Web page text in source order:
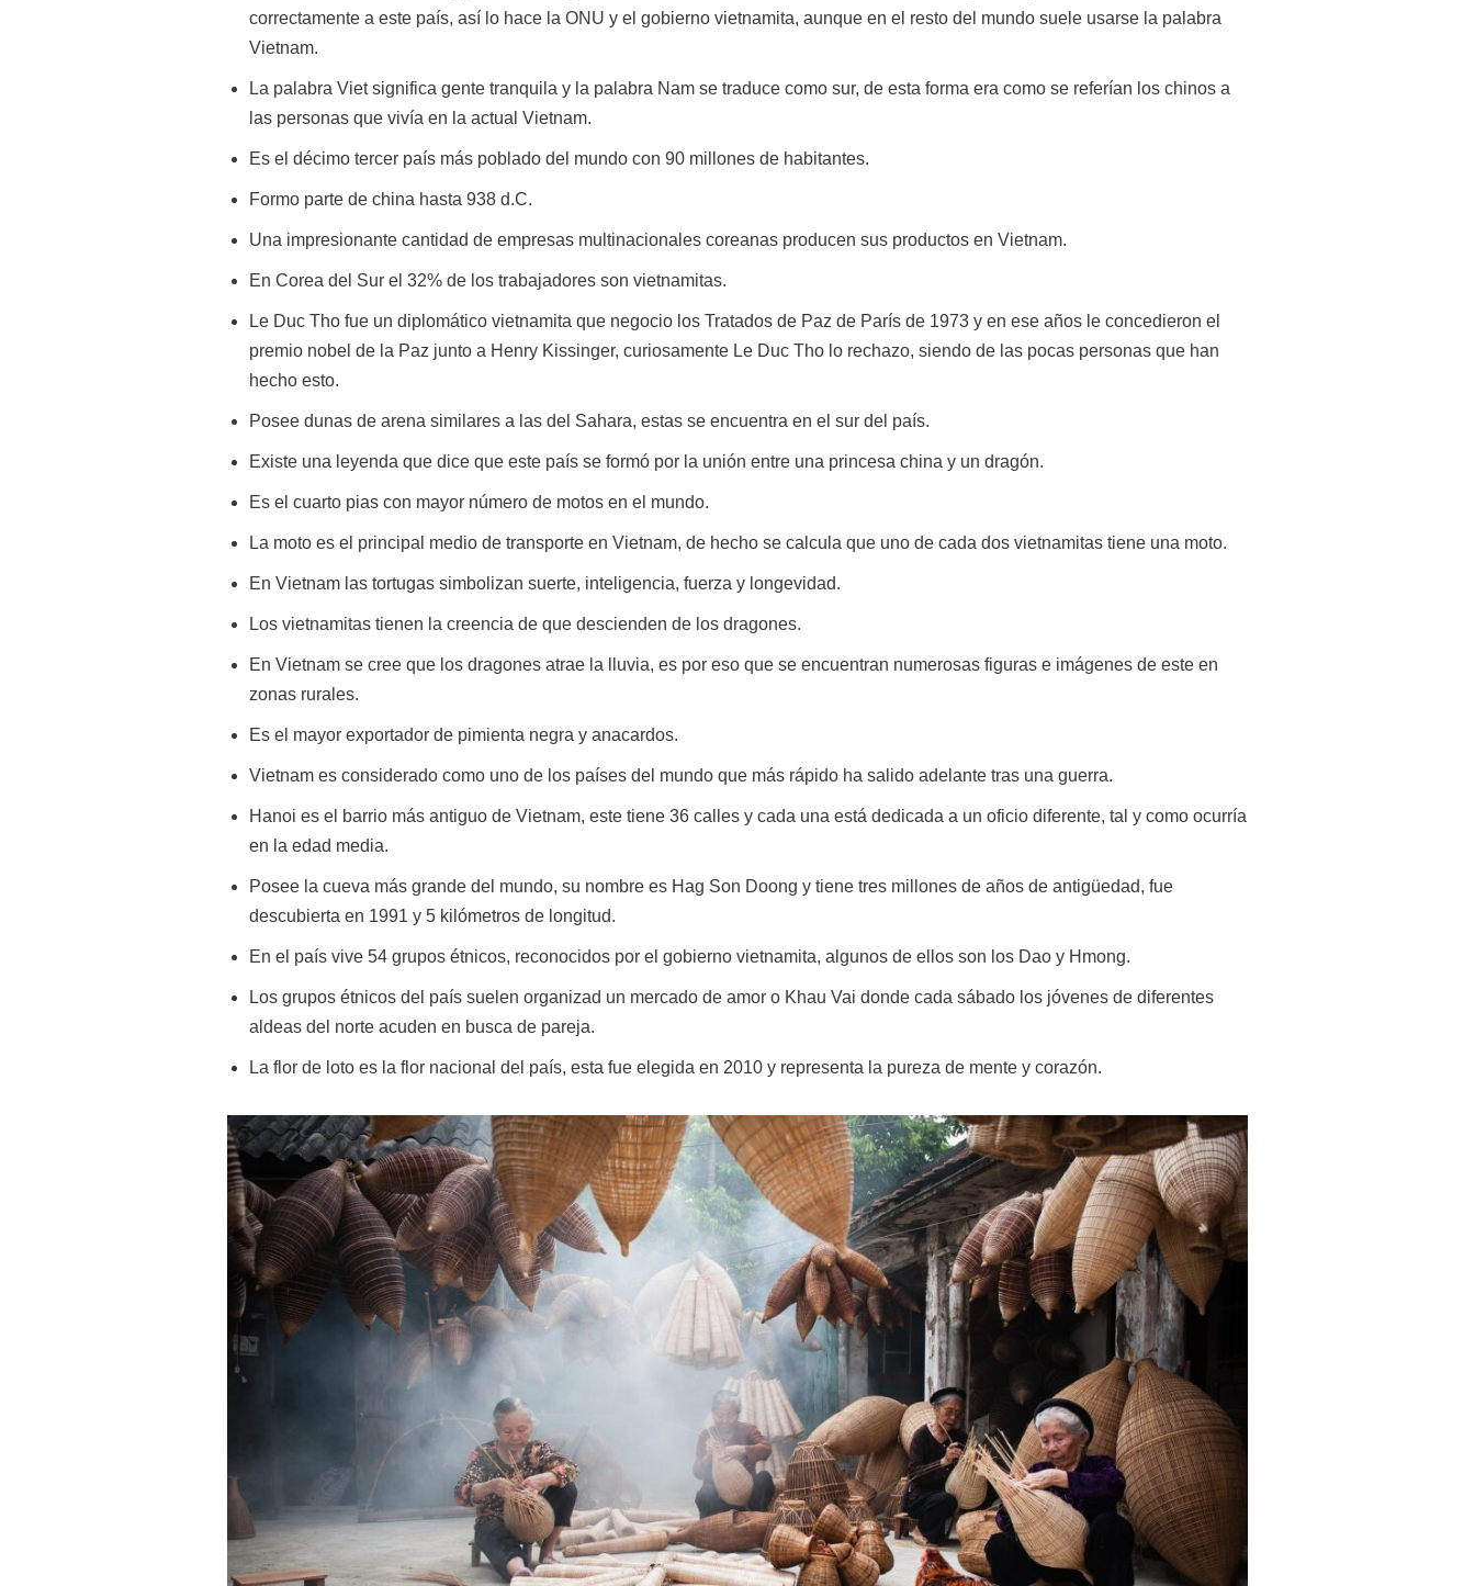
correctamente a este país, así lo hace la ONU y el gobierno vietnamita, aunque en el resto del mundo suele usarse la palabra
Vietnam.
La palabra Viet significa gente tranquila y la palabra Nam se traduce como sur, de esta forma era como se referían los chinos a
las personas que vivía en la actual Vietnam.
Es el décimo tercer país más poblado del mundo con 90 millones de habitantes.
Formo parte de china hasta 938 d.C.
Una impresionante cantidad de empresas multinacionales coreanas producen sus productos en Vietnam.
En Corea del Sur el 32% de los trabajadores son vietnamitas.
Le Duc Tho fue un diplomático vietnamita que negocio los Tratados de Paz de París de 1973 y en ese años le concedieron el
premio nobel de la Paz junto a Henry Kissinger, curiosamente Le Duc Tho lo rechazo, siendo de las pocas personas que han
hecho esto.
Posee dunas de arena similares a las del Sahara, estas se encuentra en el sur del país.
Existe una leyenda que dice que este país se formó por la unión entre una princesa china y un dragón.
Es el cuarto pias con mayor número de motos en el mundo.
La moto es el principal medio de transporte en Vietnam, de hecho se calcula que uno de cada dos vietnamitas tiene una moto.
En Vietnam las tortugas simbolizan suerte, inteligencia, fuerza y longevidad.
Los vietnamitas tienen la creencia de que descienden de los dragones.
En Vietnam se cree que los dragones atrae la lluvia, es por eso que se encuentran numerosas figuras e imágenes de este en
zonas rurales.
Es el mayor exportador de pimienta negra y anacardos.
Vietnam es considerado como uno de los países del mundo que más rápido ha salido adelante tras una guerra.
Hanoi es el barrio más antiguo de Vietnam, este tiene 36 calles y cada una está dedicada a un oficio diferente, tal y como ocurría
en la edad media.
Posee la cueva más grande del mundo, su nombre es Hag Son Doong y tiene tres millones de años de antigüedad, fue
descubierta en 1991 y 5 kilómetros de longitud.
En el país vive 54 grupos étnicos, reconocidos por el gobierno vietnamita, algunos de ellos son los Dao y Hmong.
Los grupos étnicos del país suelen organizad un mercado de amor o Khau Vai donde cada sábado los jóvenes de diferentes
aldeas del norte acuden en busca de pareja.
La flor de loto es la flor nacional del país, esta fue elegida en 2010 y representa la pureza de mente y corazón.